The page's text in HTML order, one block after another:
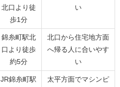
北口より徒
歩1分
い
錦糸町駅北
口より徒歩
約5分
北口から住宅地方面
へ帰る人に合いやす
い
JR錦糸町駅
太平方面でマシンピ